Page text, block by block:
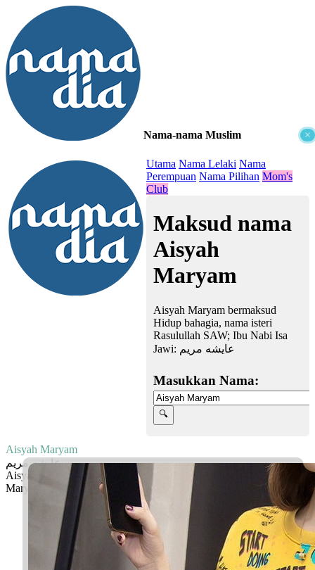
×
Nama-nama Muslim
Utama Nama Lelaki Nama
Perempuan Nama Pilihan Mom's
Club
Maksud nama
Aisyah
Maryam
Aisyah Maryam bermaksud
Hidup bahagia, nama isteri
Rasulullah SAW; Ibu Nabi Isa
Jawi: عايشه مريم
Masukkan Nama:
Aisyah Maryam
عايشه مريم
Aisyah: Hidup bahagia, nama isteri Rasulullah SAW
Maryam: Ibu Nabi Isa
Facebook
TwitterWhatsApp
Line TelegramShare